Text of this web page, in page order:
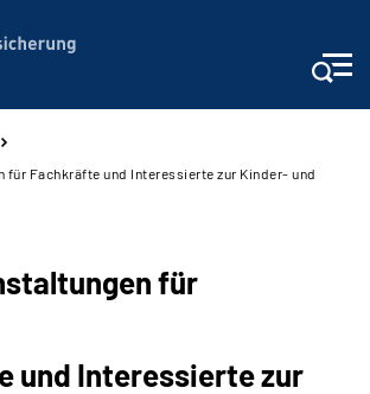
für Fachkräfte und Interessierte zur Kinder- und
für
und Interessierte zur